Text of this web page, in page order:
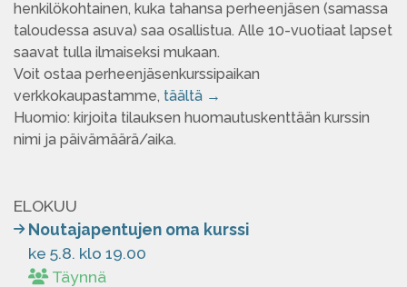
henkilökohtainen, kuka tahansa perheenjäsen (samassa
taloudessa asuva) saa osallistua. Alle 10-vuotiaat lapset
saavat tulla ilmaiseksi mukaan.
Voit ostaa perheenjäsenkurssipaikan
verkkokaupastamme, täältä →
Huomio: kirjoita tilauksen huomautuskenttään kurssin
nimi ja päivämäärä/aika.
ELOKUU
Noutajapentujen oma kurssi
ke 5.8. klo 19.00
Täynnä